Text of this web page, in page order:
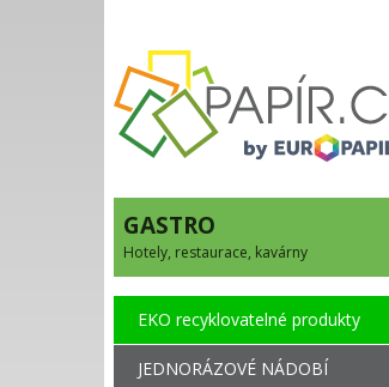
GASTRO
Hotely, restaurace, kavárny
EKO recyklovatelné produkty
JEDNORÁZOVÉ NÁDOBÍ